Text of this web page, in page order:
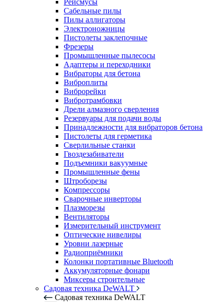
Рейсмусы
Сабельные пилы
Пилы аллигаторы
Электроножницы
Пистолеты заклепочные
Фрезеры
Промышленные пылесосы
Адаптеры и переходники
Вибраторы для бетона
Виброплиты
Виброрейки
Вибротрамбовки
Дрели алмазного сверления
Резервуары для подачи воды
Принадлежности для вибраторов бетона
Пистолеты для герметика
Сверлильные станки
Гвоздезабиватели
Подъемники вакуумные
Промышленные фены
Штроборезы
Компрессоры
Сварочные инверторы
Плазморезы
Вентиляторы
Измерительный инструмент
Оптические нивелиры
Уровни лазерные
Радиоприёмники
Колонки портативные Bluetooth
Аккумуляторные фонари
Миксеры строительные
Садовая техника DeWALT
Садовая техника DeWALT